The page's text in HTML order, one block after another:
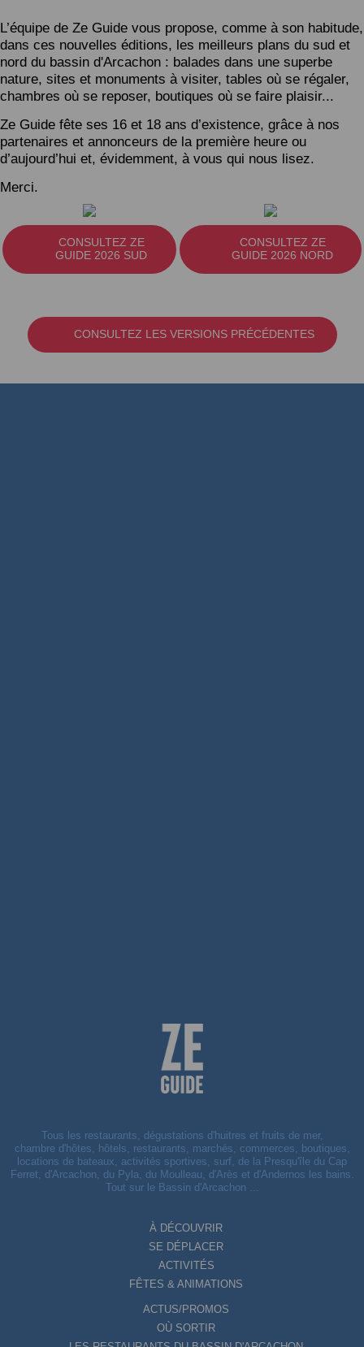
L’équipe de Ze Guide vous propose, comme à son habitude,
dans ces nouvelles éditions, les meilleurs plans du sud et
nord du bassin d'Arcachon : balades dans une superbe
nature, sites et monuments à visiter, tables où se régaler,
chambres où se reposer, boutiques où se faire plaisir...
Ze Guide fête ses 16 et 18 ans d’existence, grâce à nos
partenaires et annonceurs de la première heure ou
d’aujourd’hui et, évidemment, à vous qui nous lisez.
Merci.
CONSULTEZ ZE
GUIDE 2026 SUD
CONSULTEZ ZE
GUIDE 2026 NORD
CONSULTEZ LES VERSIONS PRÉCÉDENTES
Tous les restaurants, dégustations d'huitres et fruits de mer,
chambre d'hôtes, hôtels, restaurants, marchés, commerces, boutiques,
locations de bateaux, activités sportives, surf, de la Presqu'île du Cap
Ferret, d'Arcachon, du Pyla, du Moulleau, d'Arès et d'Andernos les bains.
Tout sur le Bassin d'Arcachon ...
À DÉCOUVRIR
SE DÉPLACER
ACTIVITÉS
FÊTES & ANIMATIONS
ACTUS/PROMOS
OÙ SORTIR